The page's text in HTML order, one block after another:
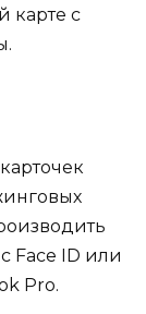
карте с
Face ID или
Pro.